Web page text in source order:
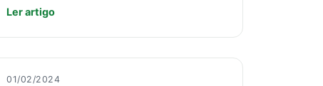
Ler artigo
01/02/2024